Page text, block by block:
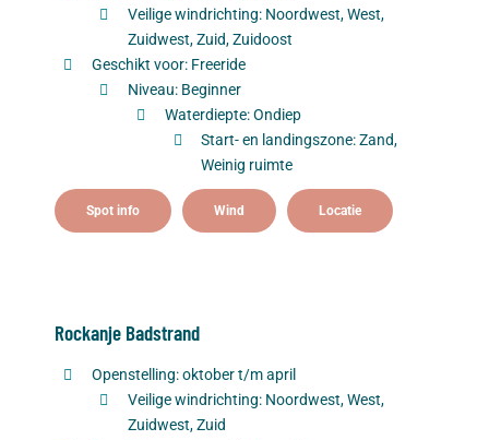
Veilige windrichting: Noordwest, West,
Zuidwest, Zuid, Zuidoost
Geschikt voor: Freeride
Niveau: Beginner
Waterdiepte: Ondiep
Start- en landingszone: Zand,
Weinig ruimte
Spot info Wind Locatie
Rockanje Badstrand
Openstelling: oktober t/m april
Veilige windrichting: Noordwest, West,
Zuidwest, Zuid